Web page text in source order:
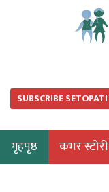
SUBSCRIBE SETOPATI
गृहपृष्ठ कभर स्टोरी